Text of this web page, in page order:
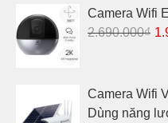
là:
Camera Wifi
2.690.000₫
Camera Wifi
Dùng năng